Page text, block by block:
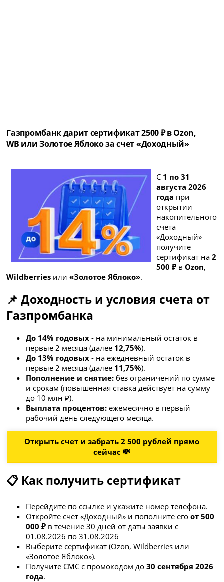
Газпромбанк дарит сертификат 2500 ₽ в Ozon,
WB или Золотое Яблоко за счет «Доходный»
С 1 по 31
августа 2026
года при
открытии
накопительного
счета
«Доходный»
получите
сертификат на2
500 ₽ вOzon,
Wildberries или«Золотое Яблоко».
📌 Доходность и условия счета от
Газпромбанка
До 14% годовых- на минимальный остаток в
первые 2 месяца (далее 12,75%).
До 13% годовых- на ежедневный остаток в
первые 2 месяца (далее 11,75%).
Пополнение и снятие:без ограничений по сумме
и срокам (повышенная ставка действует на сумму
до 10 млн ₽).
Выплата процентов:ежемесячно в первый
рабочий день следующего месяца.
Открыть счет и забрать 2 500 рублей прямо
сейчас 💸
📋 Как получить сертификат
Перейдите по ссылке и укажите номер телефона.
Откройте счет «Доходный» и пополните его от 500
000 ₽в течение 30 дней от даты заявки с
01.08.2026 по 31.08.2026
Выберите сертификат (Ozon, Wildberries или
«Золотое Яблоко»).
Получите СМС с промокодом до 30 сентября 2026
года.